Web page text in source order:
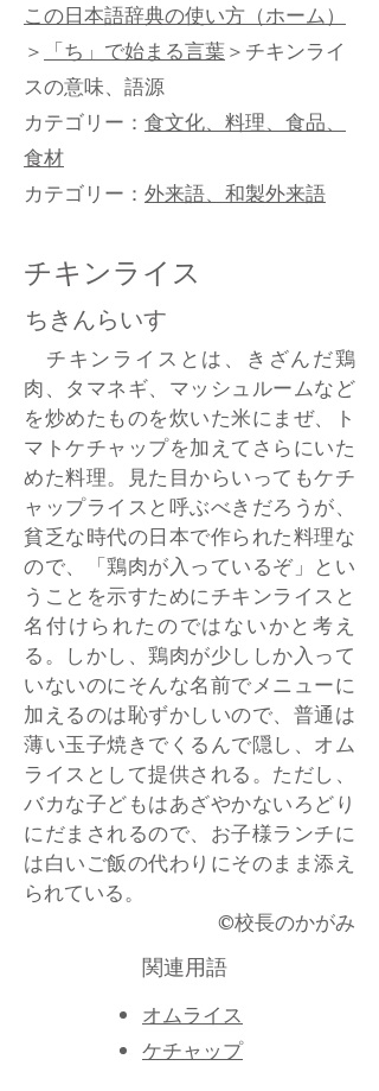
この日本語辞典の使い方（ホーム）
＞「ち」で始まる言葉＞チキンライ
スの意味、語源
カテゴリー： 食文化、料理、食品、
食材
カテゴリー： 外来語、和製外来語
チキンライス
ちきんらいす
チキンライスとは、きざんだ鶏
肉、タマネギ、マッシュルームなど
を炒めたものを炊いた米にまぜ、ト
マトケチャップを加えてさらにいた
めた料理。見た目からいってもケチ
ャップライスと呼ぶべきだろうが、
貧乏な時代の日本で作られた料理な
ので、「鶏肉が入っているぞ」とい
うことを示すためにチキンライスと
名付けられたのではないかと考え
る。しかし、鶏肉が少ししか入って
いないのにそんな名前でメニューに
加えるのは恥ずかしいので、普通は
薄い玉子焼きでくるんで隠し、オム
ライスとして提供される。ただし、
バカな子どもはあざやかないろどり
にだまされるので、お子様ランチに
は白いご飯の代わりにそのまま添え
られている。
​©校長のかがみ
関連用語
オムライス
​ケチャップ